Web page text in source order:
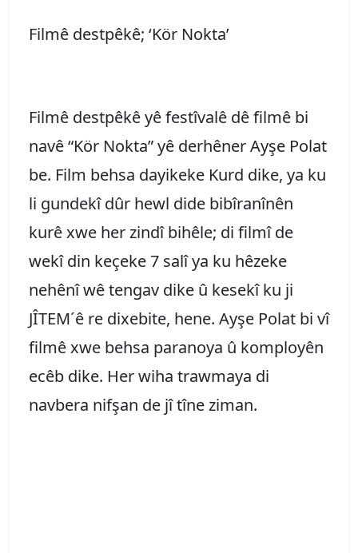
Filmê destpêkê; ‘Kör Nokta’
Filmê destpêkê yê festîvalê dê filmê bi
navê “Kör Nokta” yê derhêner Ayşe Polat
be. Film behsa dayikeke Kurd dike, ya ku
li gundekî dûr hewl dide bibîranînên
kurê xwe her zindî bihêle; di filmî de
wekî din keçeke 7 salî ya ku hêzeke
nehênî wê tengav dike û kesekî ku ji
JÎTEM´ê re dixebite, hene. Ayşe Polat bi vî
filmê xwe behsa paranoya û komployên
ecêb dike. Her wiha trawmaya di
navbera nifşan de jî tîne ziman.